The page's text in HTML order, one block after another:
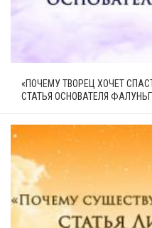
«ПОЧЕМУ ТВОРЕЦ ХОЧЕТ
СТАТЬЯ ОСНОВАТЕЛЯ